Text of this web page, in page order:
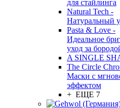
для стайлинга
Natural Tech -
Натуральный
Pasta & Love -
Идеальное
уход за
A SINGLE
The Circle
Маски с
эффектом
+ ЕЩЕ 7